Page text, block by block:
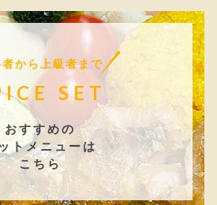
から上級者まで
SET
おすすめの
トメニューは
こちら